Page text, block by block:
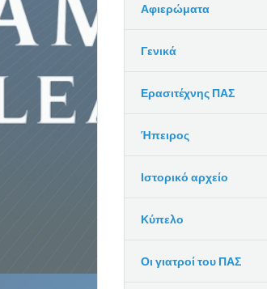
Αφιερώματα
Γενικά
Ερασιτέχνης ΠΑΣ
Ήπειρος
Ιστορικό αρχείο
Κύπελο
Οι γιατροί του ΠΑΣ